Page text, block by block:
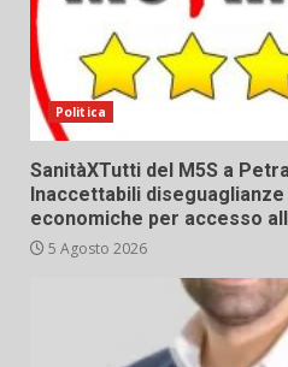
Politica
SanitàXTutti del M5S a
Inaccettabili
economiche per accesso
5 Agosto 2026